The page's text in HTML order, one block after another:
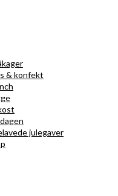
& konfekt
julegaver